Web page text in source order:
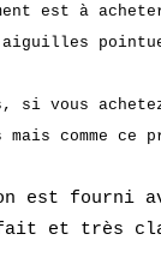
est à
aiguilles
si vous
comme ce
est fourni
et très